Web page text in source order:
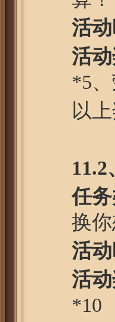
活动
活动
*5
以
11.2
任务
换你
活动
活动
*10